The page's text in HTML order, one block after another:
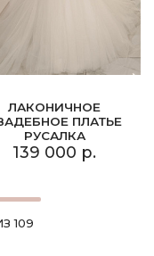
ЛАКОНИЧНОЕ
ПЛАТЬЕ
РУСАЛКА
139 000 р.
109